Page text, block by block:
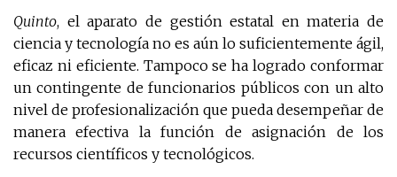
Quinto, el aparato de gestión estatal en materia de
ciencia y tecnología no es aún lo suficientemente ágil,
eficaz ni eficiente. Tampoco se ha logrado conformar
un contingente de funcionarios públicos con un alto
nivel de profesionalización que pueda desempeñar de
manera efectiva la función de asignación de los
recursos científicos y tecnológicos.